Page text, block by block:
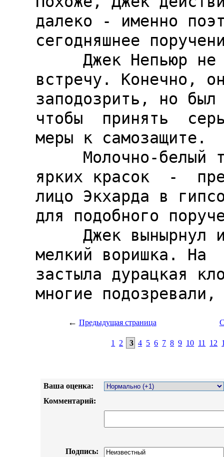
← Предыдущая страница
1 2 3 4 5 6 7 8 9 10 11 12
Ваша оценка:
Комментарий:
Подпись: